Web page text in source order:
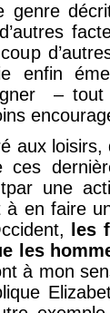
genre
enfin
–
aux
ces
une
en faire
les
les
à mon